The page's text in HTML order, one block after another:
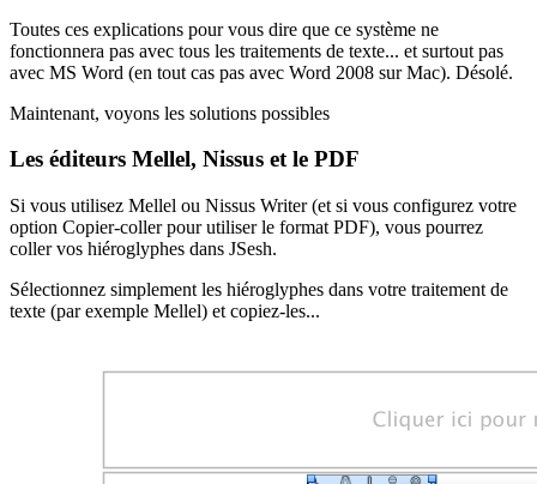
Toutes ces explications pour vous dire que ce système ne
fonctionnera pas avec tous les traitements de texte... et surtout pas
avec MS Word (en tout cas pas avec Word 2008 sur Mac). Désolé.
Maintenant, voyons les solutions possibles
Les éditeurs Mellel, Nissus et le PDF
Si vous utilisez Mellel ou Nissus Writer (et si vous configurez votre
option Copier-coller pour utiliser le format PDF), vous pourrez
coller vos hiéroglyphes dans JSesh.
Sélectionnez simplement les hiéroglyphes dans votre traitement de
texte (par exemple Mellel) et copiez-les...